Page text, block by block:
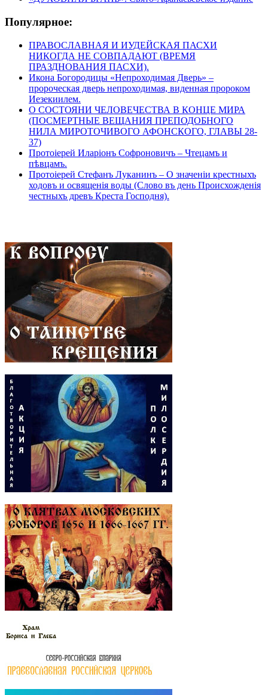
Популярное:
ПРАВОСЛАВНАЯ И ИУДЕЙСКАЯ ПАСХИ
НИКОГДА НЕ СОВПАДАЮТ (ВРЕМЯ
ПРАЗДНОВАНИЯ ПАСХИ).
Икона Богородицы «Непроходимая Дверь» –
пророческая дверь непроходимая, виденная пророком
Иезекиилем.
О СОСТОЯНИ ЧЕЛОВЕЧЕСТВА В КОНЦЕ МИРА
(ПОСМЕРТНЫЕ ВЕЩАНИЯ ПРЕПОДОБНОГО
НИЛА МИРОТОЧИВОГО АФОНСКОГО, ГЛАВЫ 28-
37)
Протоіерей Иларіонъ Софроновичъ – Чтецамъ и
пѣвцамъ.
Протоіерей Стефанъ Луканинъ – О значеніи крестныхъ
ходовъ и освященія воды (Слово въ день Происхожденія
честныхъ древъ Креста Господня).